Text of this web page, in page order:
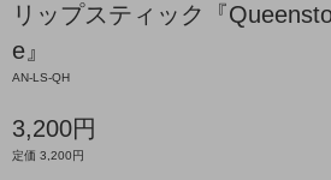
リップスティック『
e』
AN-LS-QH
3,200円
定価 3,200円